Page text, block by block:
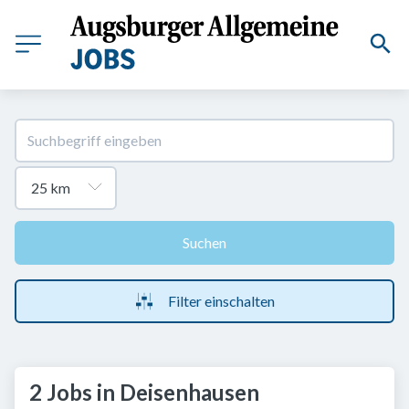
Suchen
Filter einschalten
2 Jobs in Deisenhausen